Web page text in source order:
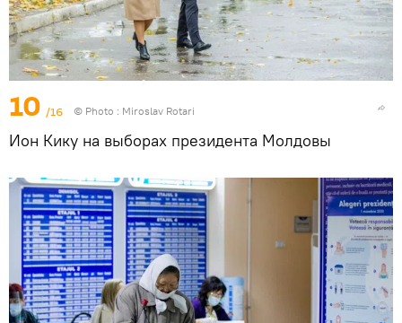
10 /16 © Photo : Miroslav Rotari
Ион Кику на выборах президента Молдовы